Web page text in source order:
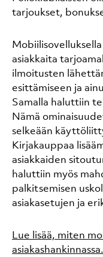
tarjoukset,
asiakkaita
ilmoitusten
esittämiseen ja
Samalla haluttiin
Nämä
selkeään
Kirjakauppaa
asiakkaiden
haluttiin myös
palkitsemisen
asiakasetujen ja
Lue lisää, miten
asiakashankinnassa.